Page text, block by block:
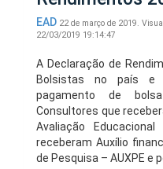
EAD 22 de março de 2019.
22/03/2019 19:14:47
A Declaração de
Bolsistas no país e
pagamento de
Consultores que
Avaliação
receberam Auxílio
de Pesquisa – AUXPE e